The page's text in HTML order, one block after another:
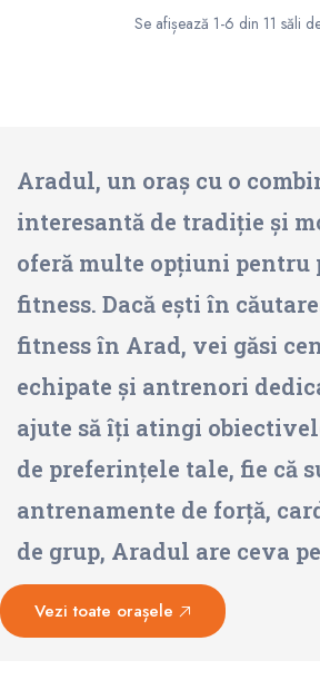
Se afișează 1-6 din 11 săli
Aradul, un oraș cu o
interesantă de tradiție și
oferă multe opțiuni pentru
fitness. Dacă ești în
fitness în Arad, vei găsi
echipate și antrenori
ajute să îți atingi
de preferințele tale, fie că
antrenamente de forță,
de grup, Aradul are ceva
Vezi toate orașele